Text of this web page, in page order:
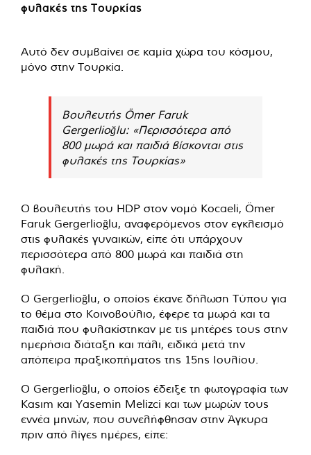
φυλακές της Τουρκίας
Αυτό δεν συμβαίνει σε καμία χώρα του κόσμου,
μόνο στην Τουρκία.
Βουλευτής Ömer Faruk
Gergerlioğlu: «Περισσότερα από
800 μωρά και παιδιά βίσκονται στις
φυλακές της Τουρκίας»
Ο βουλευτής του HDP στον νομό Kocaeli, Ömer
Faruk Gergerlioğlu, αναφερόμενος στον εγκλεισμό
στις φυλακές γυναικών, είπε ότι υπάρχουν
περισσότερα από 800 μωρά και παιδιά στη
φυλακή.
Ο Gergerlioğlu, ο οποίος έκανε δήλωση Τύπου για
το θέμα στο Κοινοβούλιο, έφερε τα μωρά και τα
παιδιά που φυλακίστηκαν με τις μητέρες τους στην
ημερήσια διάταξη και πάλι, ειδικά μετά την
απόπειρα πραξικοπήματος της 15ης Ιουλίου.
Ο Gergerlioğlu, ο οποίος έδειξε τη φωτογραφία των
Kasım και Yasemin Melizci και των μωρών τους
εννέα μηνών, που συνελήφθησαν στην Άγκυρα
πριν από λίγες ημέρες, είπε: